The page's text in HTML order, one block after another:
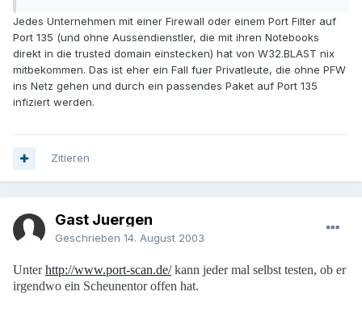
Jedes Unternehmen mit einer Firewall oder einem Port Filter auf
Port 135 (und ohne Aussendienstler, die mit ihren Notebooks
direkt in die trusted domain einstecken) hat von W32.BLAST nix
mitbekommen. Das ist eher ein Fall fuer Privatleute, die ohne PFW
ins Netz gehen und durch ein passendes Paket auf Port 135
infiziert werden.
Zitieren
Gast Juergen
Geschrieben 14. August 2003
Unterhttp://www.port-scan.de/kann jeder mal selbst testen, ob er
irgendwo ein Scheunentor offen hat.